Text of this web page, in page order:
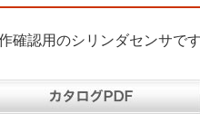
確認用のシリンダセンサで